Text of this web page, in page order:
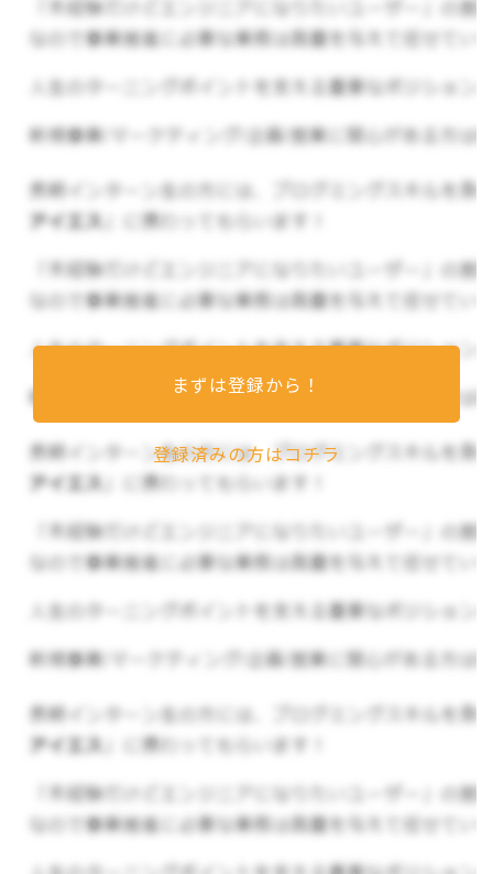
アフィリエイトとは…
Webサイトやブログ・SNS広告などに他社の広告
みでその市場を伸ばし続けているインターネット
広告。
例）個人ブログの商品・サービス比較記事に含ま
れる広告、Youtubeの動画・漫画広告、インフル
エンサーがプロモーションしている広告
ASPとは…
インターネット上に広告を出したい企業とメディ
ア運営者（アフィリエイター）を仲介するサービ
ス。アフィリエイト・サービス・プロバイダの
▼会社の雰囲気
まずは登録から！
登録済みの方はコチラ